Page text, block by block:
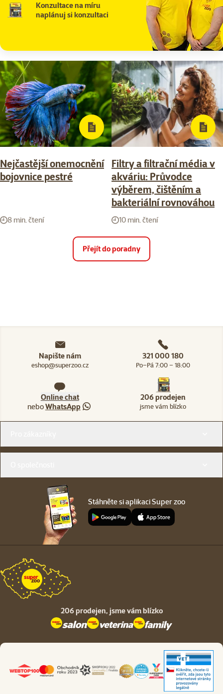
Konzultace na míru
naplánuj si konzultaci
Nejčastější onemocnění
bojovnice pestré
8 min. čtení
Filtry a filtrační média v
akváriu: Průvodce
výběrem, čištěním a
bakteriální rovnováhou
10 min. čtení
Přejít do poradny
Napište nám
eshop@superzoo.cz
321 000 180
Po–Pá 7:00 – 18:00
Online chat
neboWhatsApp
206 prodejen
jsme vám blízko
Stáhněte si aplikaci Super zoo
206 prodejen, jsme vám blízko